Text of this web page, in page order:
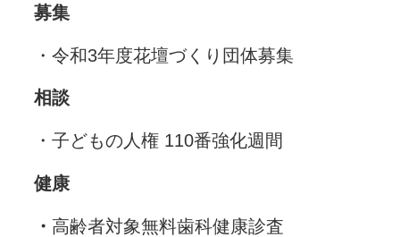
募集
・令和3年度花壇づくり団体募集
相談
・子どもの人権 110番強化週間
健康
・ 高齢者対象無料歯科健康診査